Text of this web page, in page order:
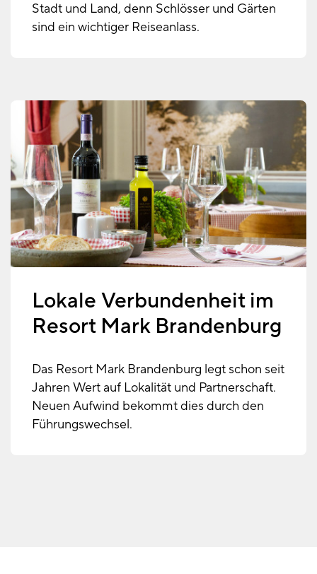
Stadt und Land, denn Schlösser und Gärten
sind ein wichtiger Reiseanlass.
Lokale Verbundenheit im
Resort Mark Brandenburg
Das Resort Mark Brandenburg legt schon seit
Jahren Wert auf Lokalität und Partnerschaft.
Neuen Aufwind bekommt dies durch den
Führungswechsel.